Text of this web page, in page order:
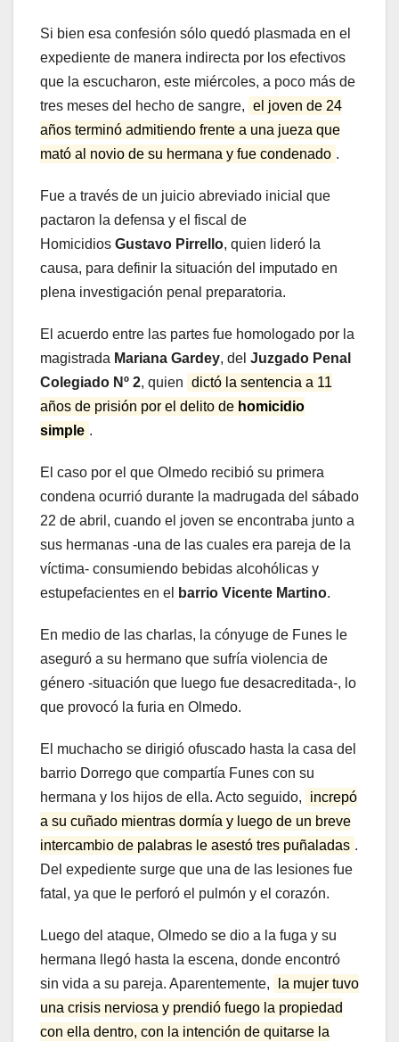
Si bien esa confesión sólo quedó plasmada en el
expediente de manera indirecta por los efectivos
que la escucharon, este miércoles, a poco más de
tres meses del hecho de sangre, el joven de 24
años terminó admitiendo frente a una jueza que
mató al novio de su hermana y fue condenado .
Fue a través de un juicio abreviado inicial que
pactaron la defensa y el fiscal de
Homicidios Gustavo Pirrello, quien lideró la
causa, para definir la situación del imputado en
plena investigación penal preparatoria.
El acuerdo entre las partes fue homologado por la
magistrada Mariana Gardey, del Juzgado Penal
Colegiado Nº 2, quien dictó la sentencia a 11
años de prisión por el delito de homicidio
simple .
El caso por el que Olmedo recibió su primera
condena ocurrió durante la madrugada del sábado
22 de abril, cuando el joven se encontraba junto a
sus hermanas -una de las cuales era pareja de la
víctima- consumiendo bebidas alcohólicas y
estupefacientes en el
barrio Vicente Martino.
En medio de las charlas, la cónyuge de Funes le
aseguró a su hermano que sufría violencia de
género -situación que luego fue desacreditada-, lo
que provocó la furia en Olmedo.
El muchacho se dirigió ofuscado hasta la casa del
barrio Dorrego que compartía Funes con su
hermana y los hijos de ella. Acto seguido,
increpó
a su cuñado mientras dormía y luego de un breve
intercambio de palabras le asestó tres puñaladas .
Del expediente surge que una de las lesiones fue
fatal, ya que le perforó el pulmón y el corazón.
Luego del ataque, Olmedo se dio a la fuga y su
hermana llegó hasta la escena, donde encontró
sin vida a su pareja. Aparentemente,
la mujer tuvo
una crisis nerviosa y prendió fuego la propiedad
con ella dentro, con la intención de quitarse la